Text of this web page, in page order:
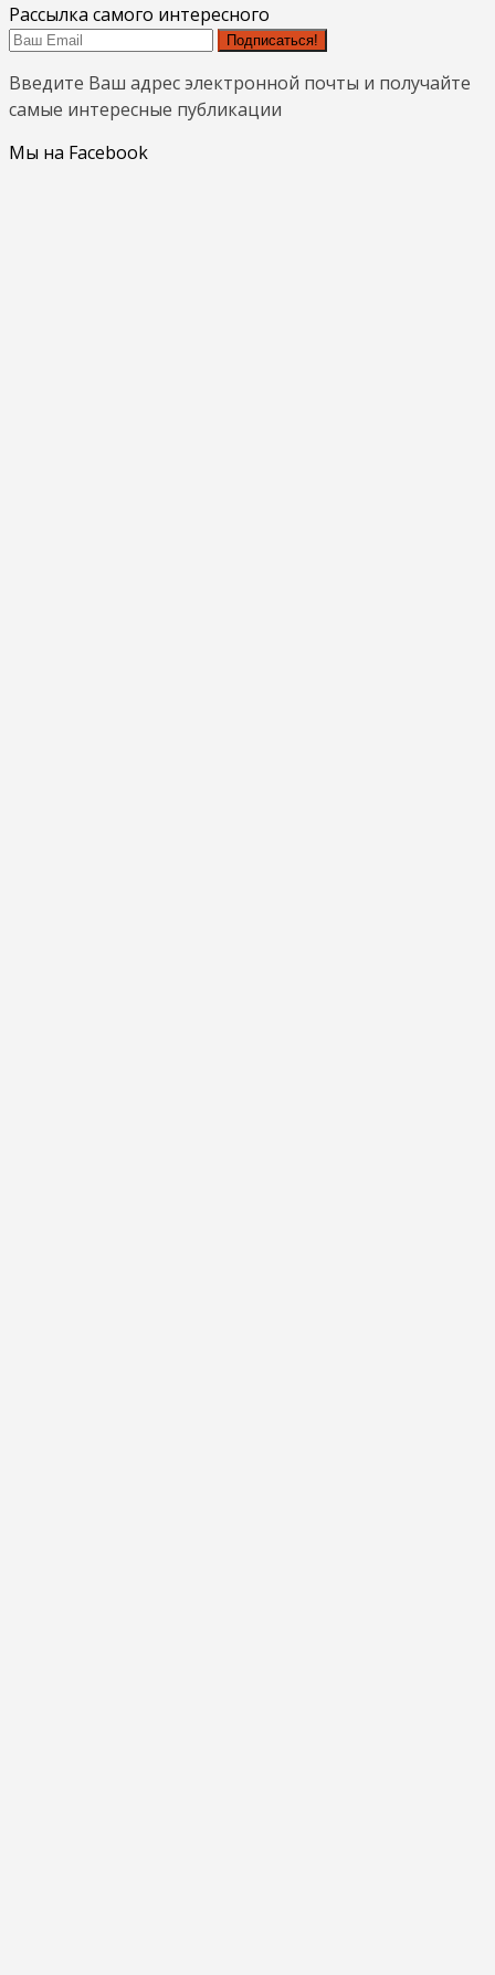
Рассылка самого интересного
Подписаться!
Введите Ваш адрес электронной почты и получайте
самые интересные публикации
Мы на Facebook